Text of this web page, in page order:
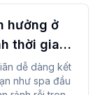
hưởng ở
thời gian
dễ dàng kết
như spa đầu